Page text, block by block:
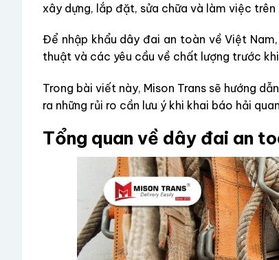
xây dựng, lắp đặt, sửa chữa và làm việc trên
Để nhập khẩu dây đai an toàn về Việt
thuật và các yêu cầu về chất lượng trước
Trong bài viết này, Mison Trans sẽ hướng
ra những rủi ro cần lưu ý khi khai báo hải
Tổng quan về dây đai an